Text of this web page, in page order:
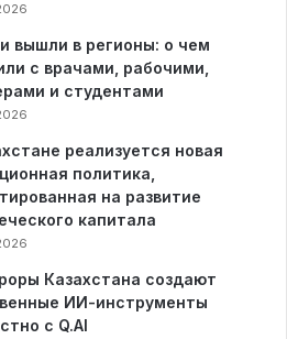
вышли в регионы: о чем
с врачами, рабочими,
и студентами
реализуется новая
политика,
на развитие
капитала
Казахстана создают
ИИ-инструменты
с Q.AI